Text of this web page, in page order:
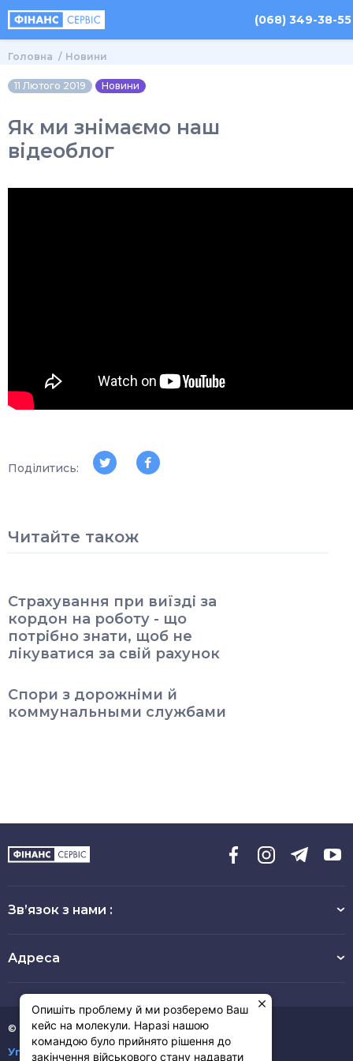
(068) 349-38-55
Головна Новини
11 Лютого 2019 Новини
Як ми знімаємо наш
відеоблог
Поділитись:
Читайте також
Страхування при виїзді за
кордон на роботу - що
потрібно знати, щоб не
лікуватися за свій рахунок
Спори з дорожніми й
коммунальными службами
Зв’язок з нами :
Адреса
© 2008-2026 Фінанс-Сервіс
Угода користувача
Опишіть проблему й ми розберемо Ваш
кейс на молекули. Наразі нашою
командою було прийнято рішення до
закінчення військового стану надавати